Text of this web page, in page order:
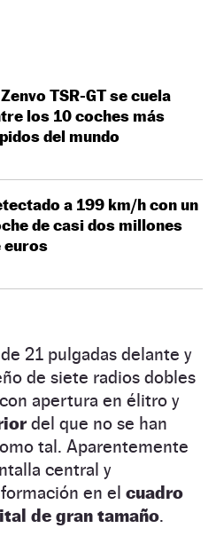
TSR-GT se cuela
los 10 coches más
del mundo
a 199 km/h con un
de casi dos millones
euros
de 21 pulgadas delante y
de siete radios dobles
apertura en élitro y
del que no se han
tal. Aparentemente
central y
en el cuadro
de gran tamaño.